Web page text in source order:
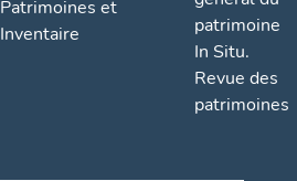
Patrimoines et
Inventaire
patrimoine
In Situ.
Revue des
patrimoines